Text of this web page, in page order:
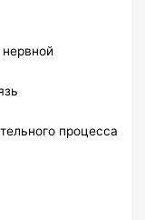
процесса